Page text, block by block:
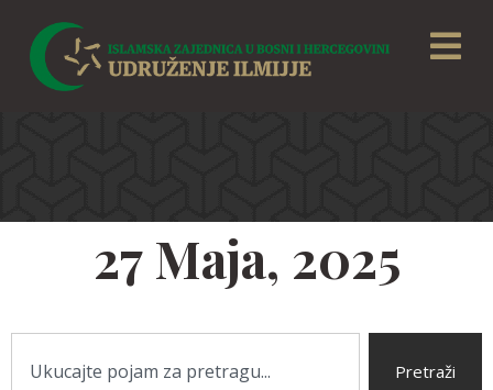
27 Maja, 2025
Pretraži